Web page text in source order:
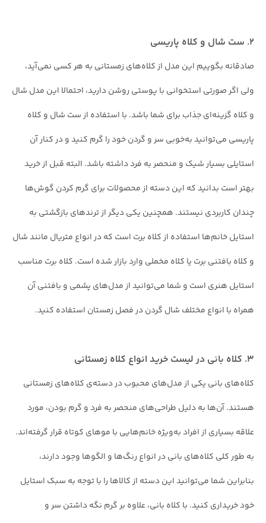
۲. ست شال و کلاه پاریسی
صادقانه بگوییم این مدل از کلاه‌های زمستانی به هر کسی نمی‌آید،
ولی اگر صورتی استخوانی با پوستی روشن دارید، احتمالا این مدل شال
و کلاه گزینه‌ای جذاب برای شما باشد. با استفاده از ست شال و کلاه
پاریسی می‌توانید به‌خوبی سر و گردن خود را گرم کنید و در کنار آن
استایلی بسیار شیک و منحصر به فرد داشته باشد. البته قبل از خرید
بهتر است بدانید که این دسته از محصولات برای گرم کردن گوش‌ها
چندان کاربردی نیستند. همچنین یکی دیگر از ترندهای بازگشتی به
استایل خانم‌ها استفاده از کلاه برت است که در انواع متریال مانند شال
و کلاه بافتنی برت یا کلاه مخملی وارد بازار شده است. کلاه برت مناسب
استایل هنری است و شما می‌توانید از مدل‌های پشمی و بافتنی آن
همراه با انواع مختلف شال گردن در فصل زمستان استفاده کنید.
۳. کلاه بانی در لیست خرید انواع کلاه زمستانی
کلاه‌‌های بانی یکی از مدل‌های محبوب در دسته‌ی کلاه‌های زمستانی
هستند. آن‌ها به دلیل طراحی‌های منحصر به فرد و گرم بودن، مورد
علاقه بسیاری از افراد به‌ویژه خانم‌هایی با موهای کوتاه قرار گرفته‌اند.
به طور کلی کلاه‌های بانی در انواع رنگ‌ها و الگوها وجود دارند،
بنابراین شما می‌توانید این دسته از کالاها را با توجه به سبک استایل
خود خریداری کنید. با کلاه بانی، علاوه بر گرم نگه داشتن سر و